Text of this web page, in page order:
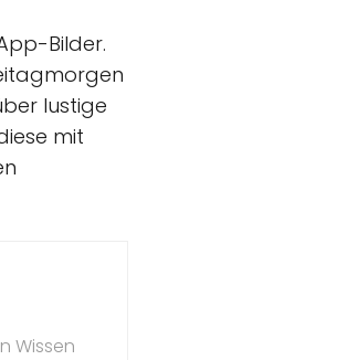
Bilder.
lustige
mit
Wissen